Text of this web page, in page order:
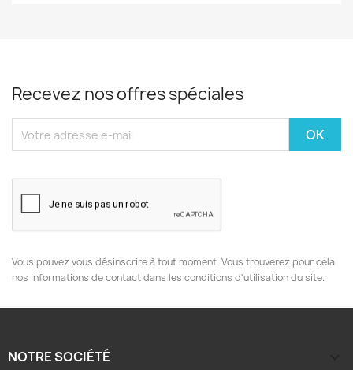
Recevez nos offres spéciales
Vous pouvez vous désinscrire à tout moment. Vous trouverez pour cela
nos informations de contact dans les conditions d'utilisation du site.
NOTRE SOCIÉTÉ